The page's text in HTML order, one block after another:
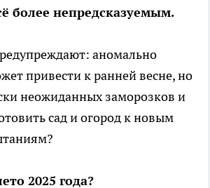
более непредсказуемым.
аномально
привести к ранней весне, но
неожиданных заморозков и
сад и огород к новым
2025 года?